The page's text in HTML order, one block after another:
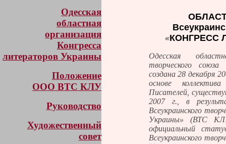
Одесская
областная
организация
Конгресса
литераторов Украины
Положение
ООО ВТС КЛУ
Руководство
Художественный
совет
«КОНГРЕСС
Одесская
творческого
создана 28 декабря
основе
Писателей,
2007 г., в
Всеукраинского
Украины» (ВТС
официальный
Всеукраинского